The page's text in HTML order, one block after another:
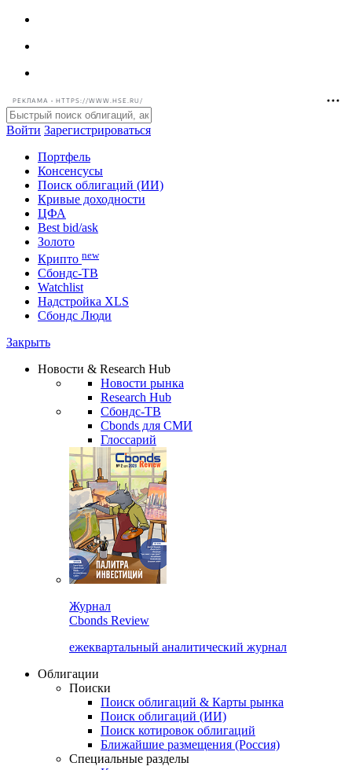
РЕКЛАМА • HTTPS://WWW.HSE.RU/
Войти Зарегистрироваться
Портфель
Консенсусы
Поиск облигаций (ИИ)
Кривые доходности
ЦФА
Best bid/ask
Золото
Крипто new
Watchlist
Сбондс Люди
Новости & Research Hub
Новости рынка
Research Hub
Сбондс-ТВ
Cbonds для СМИ
Глоссарий
Cbonds Review
ежеквартальный аналитический журнал
Облигации
Поиски
Поиск облигаций & Карты рынка